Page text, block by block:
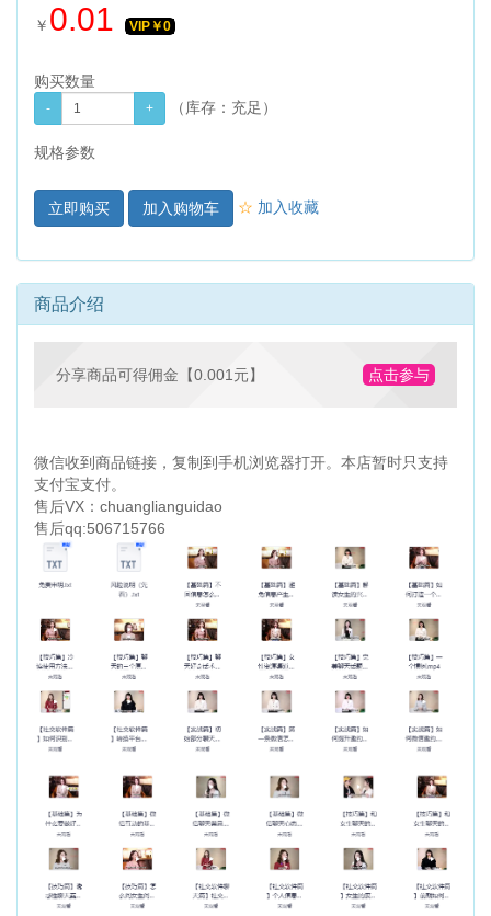
￥ 0.01 VIP￥0
购买数量
（库存： 充足 ）
规格参数
加入购物车 ☆ 加入收藏
商品介绍
分享商品可得佣金【0.001元】 点击参与
微信收到商品链接，复制到手机浏览器打开。本店暂时只支持
支付宝支付。
售后VX：chuanglianguidao
售后qq:506715766